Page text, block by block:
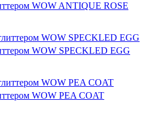
WOW ANTIQUE ROSE
WOW SPECKLED EGG
WOW PEA COAT